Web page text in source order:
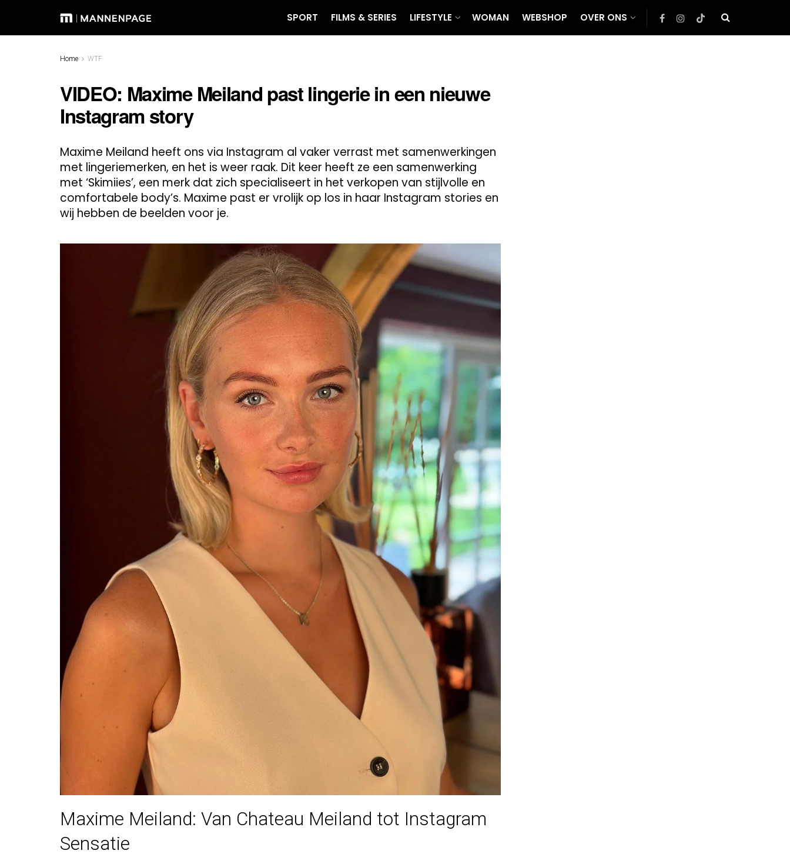
SPORT FILMS & SERIES LIFESTYLE WOMAN WEBSHOP OVER ONS
Home WTF
VIDEO: Maxime Meiland past lingerie in een nieuwe
Instagram story
Maxime Meiland heeft ons via Instagram al vaker verrast met samenwerkingen
met lingeriemerken, en het is weer raak. Dit keer heeft ze een samenwerking
met ‘Skimiies’, een merk dat zich specialiseert in het verkopen van stijlvolle en
comfortabele body’s. Maxime past er vrolijk op los in haar Instagram stories en
wij hebben de beelden voor je.
Maxime Meiland: Van Chateau Meiland tot Instagram
Sensatie